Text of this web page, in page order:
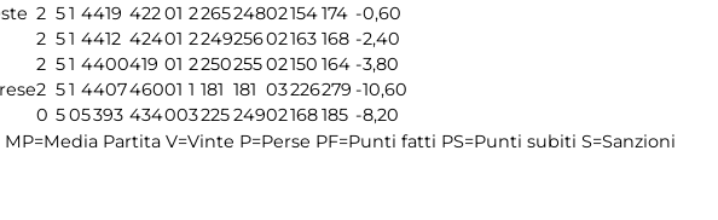
2 51 4419 42201 226524802154174 -0,60
2 51 4412 42401 224925602163 168 -2,40
2 51 4400419 01 225025502150 164 -3,80
2 51 440746001 1 181 181 03226279 -10,60
0 505393 43400322524902168185 -8,20
MP=Media Partita V=Vinte P=Perse PF=Punti fatti PS=Punti subiti S=Sanzioni